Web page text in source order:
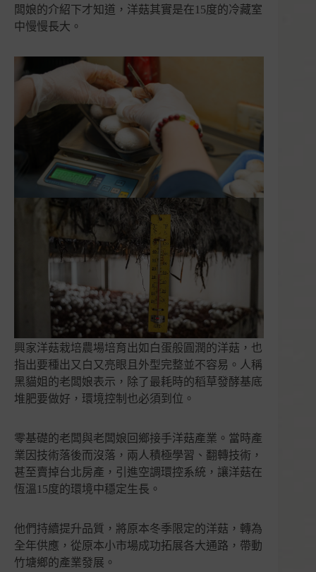
闆娘的介紹下才知道，洋菇其實是在15度的冷藏室
中慢慢長大。
興家洋菇栽培農場培育出如白蛋般圓潤的洋菇，也
指出要種出又白又亮眼且外型完整並不容易。人稱
黑貓姐的老闆娘表示，除了最耗時的稻草發酵基底
堆肥要做好，環境控制也必須到位。
零基礎的老闆與老闆娘回鄉接手洋菇產業。當時產
業因技術落後而沒落，兩人積極學習、翻轉技術，
甚至賣掉台北房產，引進空調環控系統，讓洋菇在
恆溫15度的環境中穩定生長。
他們持續提升品質，將原本冬季限定的洋菇，轉為
全年供應，從原本小市場成功拓展各大通路，帶動
竹塘鄉的產業發展。